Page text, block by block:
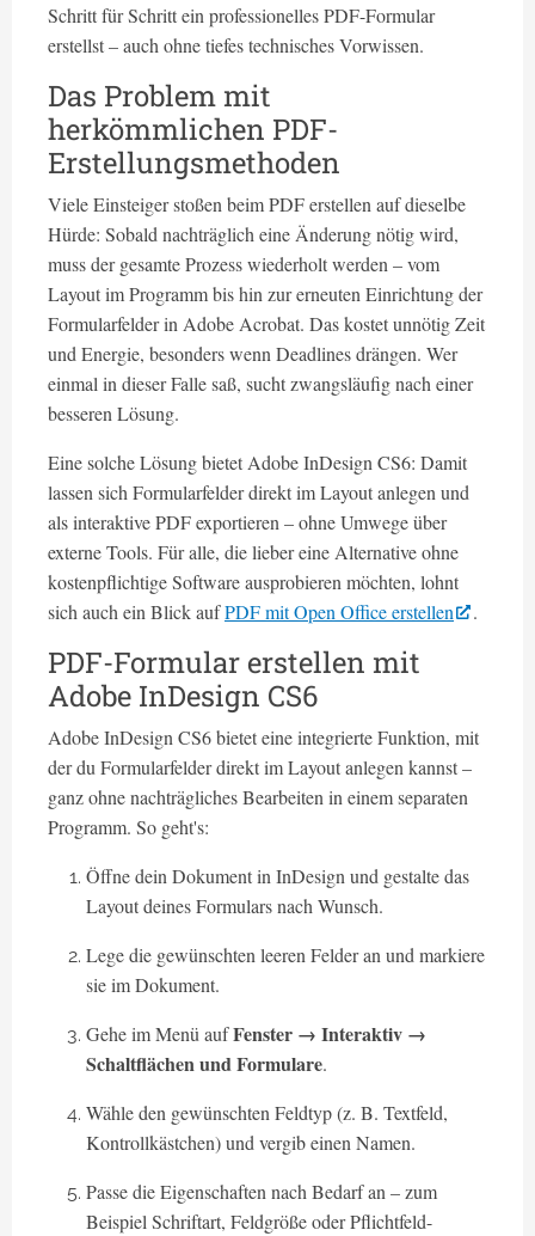
Schritt für Schritt ein professionelles PDF-Formular
erstellst – auch ohne tiefes technisches Vorwissen.
Das Problem mit
herkömmlichen PDF-
Erstellungsmethoden
Viele Einsteiger stoßen beim PDF erstellen auf dieselbe
Hürde: Sobald nachträglich eine Änderung nötig wird,
muss der gesamte Prozess wiederholt werden – vom
Layout im Programm bis hin zur erneuten Einrichtung der
Formularfelder in Adobe Acrobat. Das kostet unnötig Zeit
und Energie, besonders wenn Deadlines drängen. Wer
einmal in dieser Falle saß, sucht zwangsläufig nach einer
besseren Lösung.
Eine solche Lösung bietet Adobe InDesign CS6: Damit
lassen sich Formularfelder direkt im Layout anlegen und
als interaktive PDF exportieren – ohne Umwege über
externe Tools. Für alle, die lieber eine Alternative ohne
kostenpflichtige Software ausprobieren möchten, lohnt
sich auch ein Blick aufPDF mit Open Office erstellen .
PDF-Formular erstellen mit
Adobe InDesign CS6
Adobe InDesign CS6 bietet eine integrierte Funktion, mit
der du Formularfelder direkt im Layout anlegen kannst –
ganz ohne nachträgliches Bearbeiten in einem separaten
Programm. So geht's:
Öffne dein Dokument in InDesign und gestalte das
Layout deines Formulars nach Wunsch.
Lege die gewünschten leeren Felder an und markiere
sie im Dokument.
Gehe im Menü aufFenster → Interaktiv →
Schaltflächen und Formulare.
Wähle den gewünschten Feldtyp (z. B. Textfeld,
Kontrollkästchen) und vergib einen Namen.
Passe die Eigenschaften nach Bedarf an – zum
Beispiel Schriftart, Feldgröße oder Pflichtfeld-